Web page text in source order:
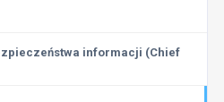
informacji (Chief